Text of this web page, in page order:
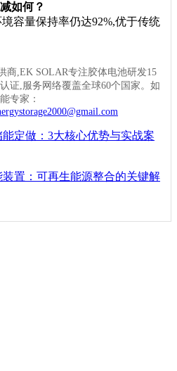
如何？
容量保持率仍达92%,优于传统
商,EK SOLAR专注胶体电池研发15
证,服务网络覆盖全球60个国家。如
专家：
定做：3大核心优势与实战案
置：可再生能源整合的关键解